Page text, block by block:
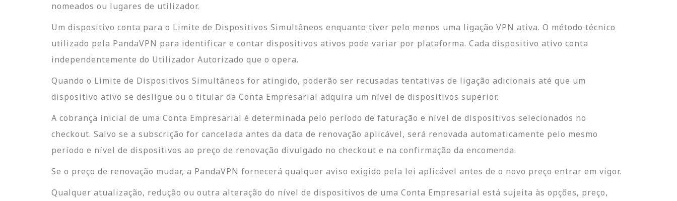
nomeados ou lugares de utilizador.
Um dispositivo conta para o Limite de Dispositivos Simultâneos enquanto tiver pelo menos uma ligação VPN ativa. O método técnico
utilizado pela PandaVPN para identificar e contar dispositivos ativos pode variar por plataforma. Cada dispositivo ativo conta
independentemente do Utilizador Autorizado que o opera.
Quando o Limite de Dispositivos Simultâneos for atingido, poderão ser recusadas tentativas de ligação adicionais até que um
dispositivo ativo se desligue ou o titular da Conta Empresarial adquira um nível de dispositivos superior.
A cobrança inicial de uma Conta Empresarial é determinada pelo período de faturação e nível de dispositivos selecionados no
checkout. Salvo se a subscrição for cancelada antes da data de renovação aplicável, será renovada automaticamente pelo mesmo
período e nível de dispositivos ao preço de renovação divulgado no checkout e na confirmação da encomenda.
Se o preço de renovação mudar, a PandaVPN fornecerá qualquer aviso exigido pela lei aplicável antes de o novo preço entrar em vigor.
Qualquer atualização, redução ou outra alteração do nível de dispositivos de uma Conta Empresarial está sujeita às opções, preço,